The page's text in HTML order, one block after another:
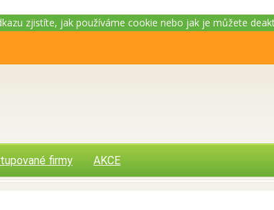
zjistíte, jak používáme cookie nebo jak je můžete
firmy AKCE